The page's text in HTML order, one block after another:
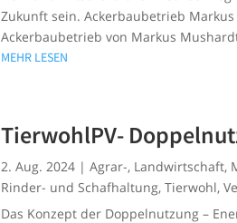
Zukunft sein. Ackerbaubetrieb
Ackerbaubetrieb von Markus
MEHR LESEN
TierwohlPV-
2. Aug. 2024 |Agrar-, Landwirtschaft,
Rinder- und Schafhaltung,Tierwohl,
Das Konzept der Doppelnutzung –